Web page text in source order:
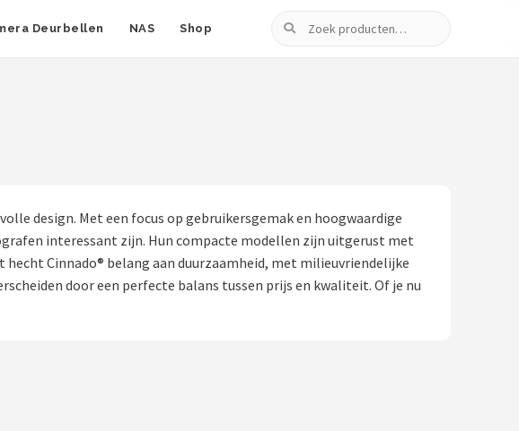
Deurbellen NAS Shop
Zoeken
design. Met een focus op gebruikersgemak en hoogwaardige
interessant zijn. Hun compacte modellen zijn uitgerust met
Cinnado® belang aan duurzaamheid, met milieuvriendelijke
door een perfecte balans tussen prijs en kwaliteit. Of je nu